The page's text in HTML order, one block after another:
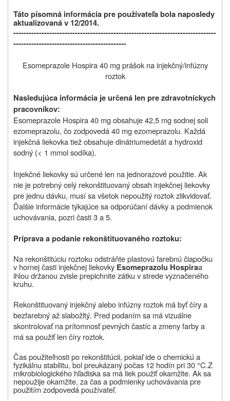
Táto písomná informácia pre používateľa bola naposledy
aktualizovaná v 12/2014.
-------------------------------------------------------------------------------
--------------------------------------------
Esomeprazole Hospira 40 mg prášok na injekčný/infúzny
roztok
Nasledujúca informácia je určená len pre zdravotníckych
pracovníkov:
Esomeprazole Hospira 40 mg obsahuje 42,5 mg sodnej soli
ezomeprazolu, čo zodpovedá 40 mg ezomeprazolu. Každá
injekčná liekovka tiež obsahuje dinátriumedetát a hydroxid
sodný (< 1 mmol sodíka).
Injekčné liekovky sú určené len na jednorazové použitie. Ak
nie je potrebný celý rekonštituovaný obsah injekčnej liekovky
pre jednu dávku, musí sa všetok nepoužitý roztok zlikvidovať.
Ďalšie informácie týkajúce sa odporúčaní dávky a podmienok
uchovávania, pozri časti 3 a 5.
Príprava a podanie rekonštituovaného roztoku:
Na rekonštitúciu roztoku odstráňte plastovú farebnú čiapočku
v hornej časti injekčnej liekovky Esomeprazolu Hospiraa
ihlou držanou zvisle prepichnite zátku v strede vyznačeného
kruhu.
Rekonštituovaný injekčný alebo infúzny roztok má byť číry a
bezfarebný až slabožltý. Pred podaním sa má vizuálne
skontrolovať na prítomnosť pevných častíc a zmeny farby a
má sa použiť len číry roztok.
Čas použiteľnosti po rekonštitúcii, pokiaľ ide o chemickú a
fyzikálnu stabilitu, bol preukázaný počas 12 hodín pri 30 °C.Z
mikrobiologického hľadiska sa má liek použiť okamžite. Ak sa
nepoužije okamžite, za čas a podmienky uchovávania pre
použitím zodpovedá používateľ.